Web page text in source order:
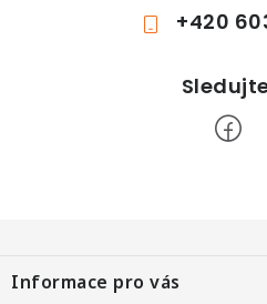
+420
áInformace pro vás